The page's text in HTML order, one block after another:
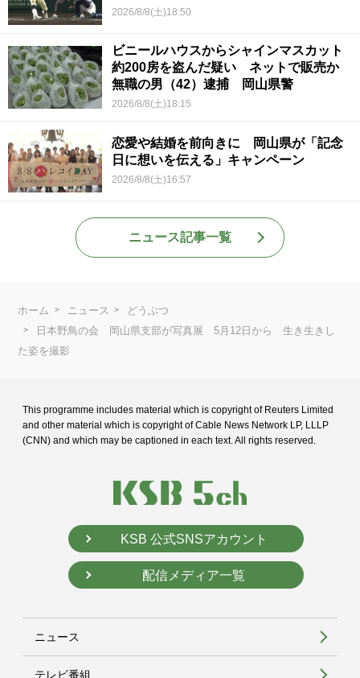
2026/8/8(土)18:50
ビニールハウスからシャインマスカット
約200房を盗んだ疑い ネットで販売か
無職の男（42）逮捕 岡山県警
2026/8/8(土)18:15
恋愛や結婚を前向きに 岡山県が「記念
日に想いを伝える」キャンペーン
2026/8/8(土)16:57
ニュース記事一覧
ホーム ニュース
どうぶつ
日本野鳥の会 岡山県支部が写真展 5月12日から 生き生きし
た姿を撮影
This programme includes material which is copyright of Reuters Limited
and other material which is copyright of Cable News Network LP, LLLP
(CNN) and which may be captioned in each text. All rights reserved.
KSB 公式SNSアカウント
配信メディア一覧
ニュース
テレビ番組